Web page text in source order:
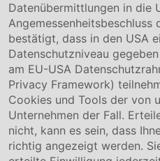
Über uns
Compliance
Karriere
Service & Kontakt
Kontakt
Downloads
Datenübermittlungen in die
Angemessenheitsbeschluss
bestätigt, dass in den USA
Datenschutzniveau
am EU-USA
Privacy Framework)
Cookies und Tools der von
Unternehmen der Fall.
nicht, kann es sein, dass
richtig angezeigt werden.